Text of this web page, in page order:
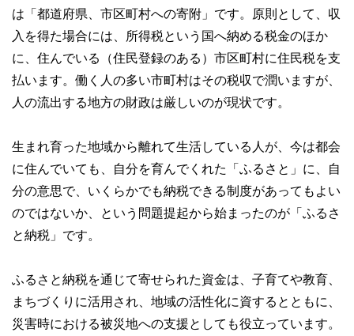
は「都道府県、市区町村への寄附」です。原則として、収
入を得た場合には、所得税という国へ納める税金のほか
に、住んでいる（住民登録のある）市区町村に住民税を支
払います。働く人の多い市町村はその税収で潤いますが、
人の流出する地方の財政は厳しいのが現状です。
生まれ育った地域から離れて生活している人が、今は都会
に住んでいても、自分を育んでくれた「ふるさと」に、自
分の意思で、いくらかでも納税できる制度があってもよい
のではないか、という問題提起から始まったのが「ふるさ
と納税」です。
ふるさと納税を通じて寄せられた資金は、子育てや教育、
まちづくりに活用され、地域の活性化に資するとともに、
災害時における被災地への支援としても役立っています。